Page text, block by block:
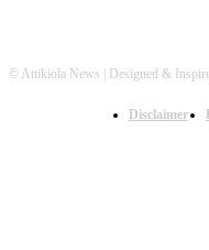
© Attikiola News | Designed &
Disclaimer